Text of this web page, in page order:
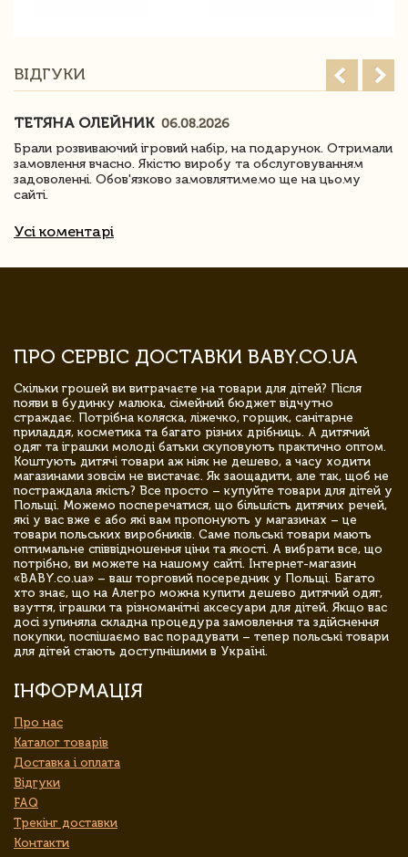
ВІДГУКИ
ТЕТЯНА ОЛЕЙНИК 06.08.2026
Брали розвиваючий ігровий набір, на подарунок. Отримали
замовлення вчасно. Якістю виробу та обслуговуванням
задоволенні. Обов'язково замовлятимемо ще на цьому
сайті.
Усі коментарі
ПРО СЕРВІС ДОСТАВКИ BABY.CO.UA
Скільки грошей ви витрачаєте на товари для дітей? Після
появи в будинку малюка, сімейний бюджет відчутно
страждає. Потрібна коляска, ліжечко, горщик, санітарне
приладдя, косметика та багато різних дрібниць. А дитячий
одяг та іграшки молоді батьки скуповують практично оптом.
Коштують дитячі товари аж ніяк не дешево, а часу ходити
магазинами зовсім не вистачає. Як заощадити, але так, щоб не
постраждала якість? Все просто – купуйте товари для дітей у
Польщі. Можемо посперечатися, що більшість дитячих речей,
які у вас вже є або які вам пропонують у магазинах – це
товари польських виробників. Саме польські товари мають
оптимальне співвідношення ціни та якості. А вибрати все, що
потрібно, ви можете на нашому сайті. Інтернет-магазин
«BABY.co.ua» – ваш торговий посередник у Польщі. Багато
хто знає, що на Алегро можна купити дешево дитячий одяг,
взуття, іграшки та різноманітні аксесуари для дітей. Якщо вас
досі зупиняла складна процедура замовлення та здійснення
покупки, поспішаємо вас порадувати – тепер польські товари
для дітей стають доступнішими в Україні.
ІНФОРМАЦІЯ
Про нас
Каталог товарів
Доставка і оплата
Відгуки
FAQ
Трекінг доставки
Контакти